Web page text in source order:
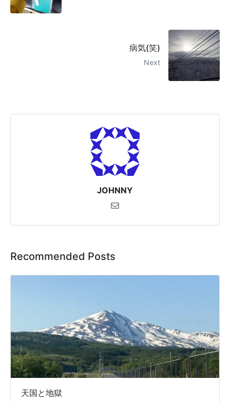
病気(笑)
Next
JOHNNY
Recommended Posts
天国と地獄